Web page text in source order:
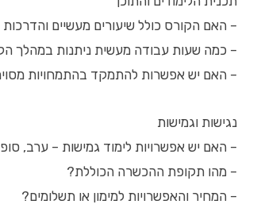
– האם הקורס כולל שיעורים מעשיים והדרכות
– כמה שעות עבודה מעשית ניתנות במהלך
– האם יש אפשרות להתמקד בהתמחויות
נגישות וגמישות
– האם יש אפשרויות לימוד גמישות – ערב,
– מהו תקופת ההכשרה הכוללת?
– המחיר והאפשרויות למימון או תשלומים?